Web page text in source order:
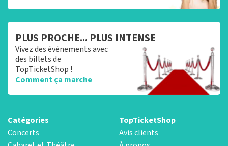
PLUS PROCHE... PLUS INTENSE
Vivez des événements avec
des billets de
TopTicketShop !
Comment ça marche
Catégories
Concerts
TopTicketShop
Avis clients